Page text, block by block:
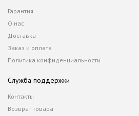
Гарантия
О нас
Доставка
Заказ и оплата
Политика конфиденциальности
Служба поддержки
Контакты
Возврат товара